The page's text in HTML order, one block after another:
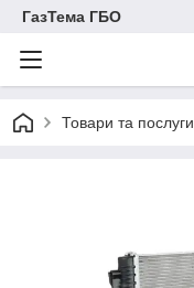
ГазТема ГБО
Товари та послуги